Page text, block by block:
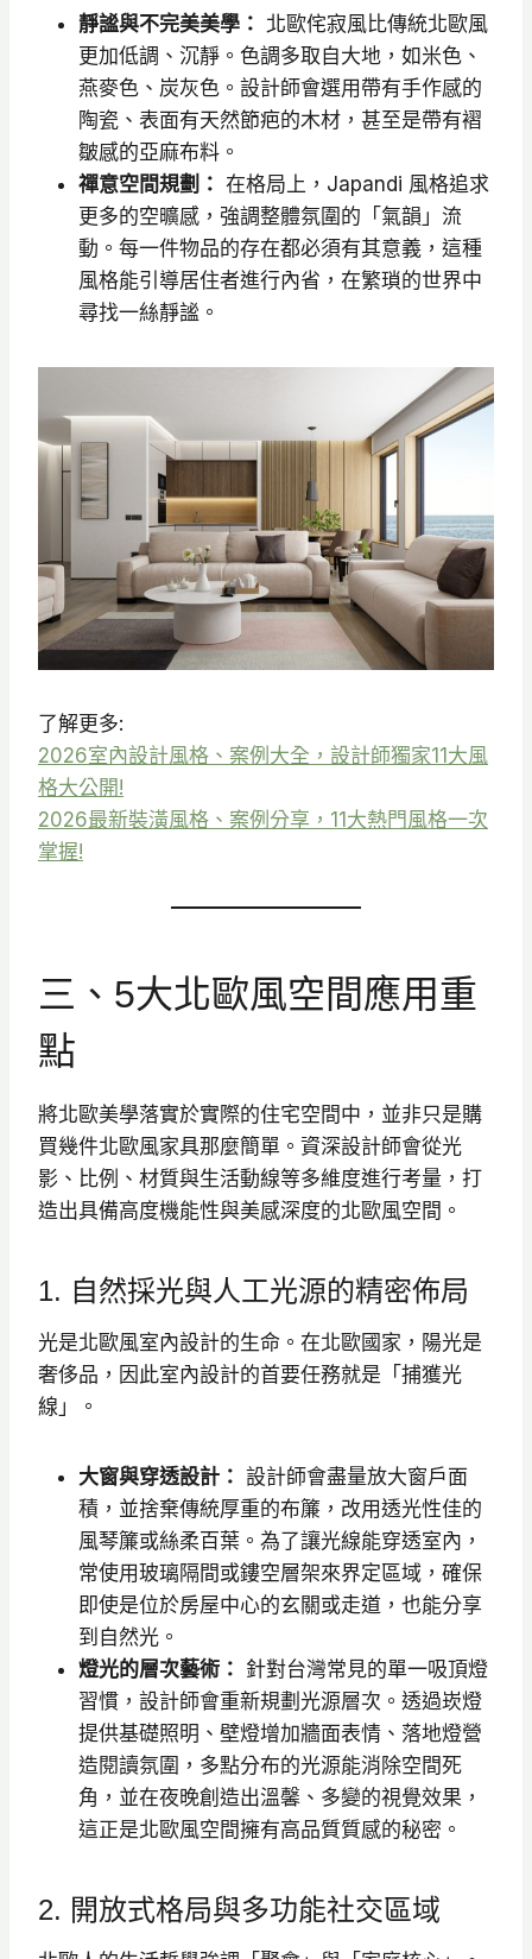
靜謐與不完美美學： 北歐侘寂風比傳統北歐風
更加低調、沉靜。色調多取自大地，如米色、
燕麥色、炭灰色。設計師會選用帶有手作感的
陶瓷、表面有天然節疤的木材，甚至是帶有褶
皺感的亞麻布料。
禪意空間規劃： 在格局上，Japandi 風格追求
更多的空曠感，強調整體氛圍的「氣韻」流
動。每一件物品的存在都必須有其意義，這種
風格能引導居住者進行內省，在繁瑣的世界中
尋找一絲靜謐。
了解更多:
2026室內設計風格、案例大全，設計師獨家11大風
格大公開!
2026最新裝潢風格、案例分享，11大熱門風格一次
掌握!
三、5大北歐風空間應用重
點
將北歐美學落實於實際的住宅空間中，並非只是購
買幾件北歐風家具那麼簡單。資深設計師會從光
影、比例、材質與生活動線等多維度進行考量，打
造出具備高度機能性與美感深度的北歐風空間。
1. 自然採光與人工光源的精密佈局
光是北歐風室內設計的生命。在北歐國家，陽光是
奢侈品，因此室內設計的首要任務就是「捕獲光
線」。
大窗與穿透設計： 設計師會盡量放大窗戶面
積，並捨棄傳統厚重的布簾，改用透光性佳的
風琴簾或絲柔百葉。為了讓光線能穿透室內，
常使用玻璃隔間或鏤空層架來界定區域，確保
即使是位於房屋中心的玄關或走道，也能分享
到自然光。
燈光的層次藝術： 針對台灣常見的單一吸頂燈
習慣，設計師會重新規劃光源層次。透過崁燈
提供基礎照明、壁燈增加牆面表情、落地燈營
造閱讀氛圍，多點分布的光源能消除空間死
角，並在夜晚創造出溫馨、多變的視覺效果，
這正是北歐風空間擁有高品質質感的秘密。
2. 開放式格局與多功能社交區域